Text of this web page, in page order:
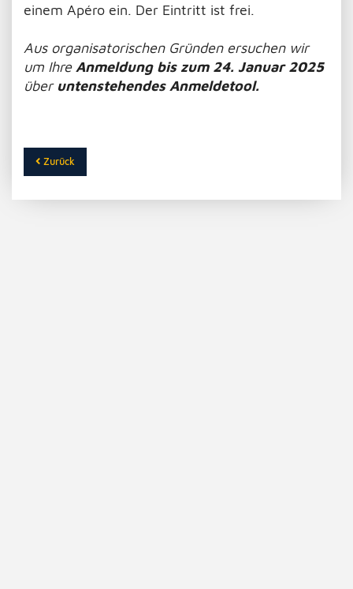
einem Apéro ein. Der Eintritt ist frei.
Aus organisatorischen Gründen ersuchen wir
um Ihre Anmeldung bis zum 24. Januar 2025
über untenstehendes Anmeldetool.
Zurück